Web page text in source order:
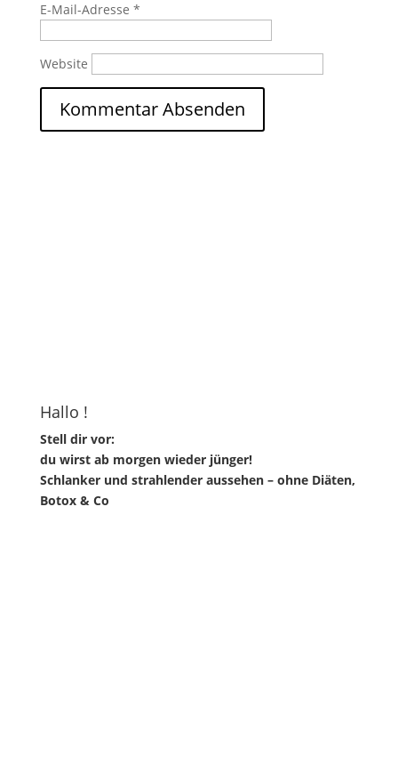
E-Mail-Adresse *
Website
Hallo !
Stell dir vor:
du wirst ab morgen wieder jünger!
Schlanker und strahlender aussehen – ohne Diäten,
Botox & Co